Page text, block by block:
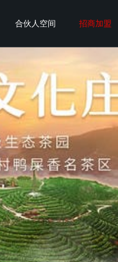
合伙人空间 招商加盟